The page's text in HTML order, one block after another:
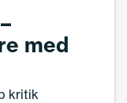
(M).
med
kritik